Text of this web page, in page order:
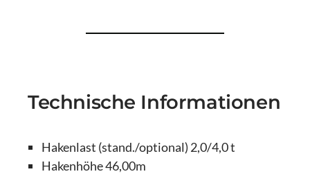
Technische Informationen
Hakenlast (stand./optional) 2,0/4,0 t
Hakenhöhe 46,00m